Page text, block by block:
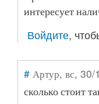
интересует
Войдите,
# Артур, вс,
сколько стоит